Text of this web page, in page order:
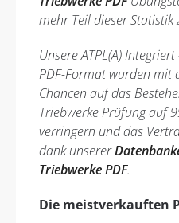
mehr Teil dieser Statistik
Unsere ATPL(A)
PDF-Format wurden mit
Chancen auf das
Triebwerke Prüfung auf
verringern und das
dank unserer
Triebwerke PDF.
Die meistverkauften